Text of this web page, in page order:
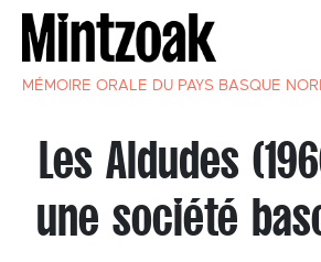
MÉMOIRE ORALE DU PAYS BASQUE
Les Aldudes
une société